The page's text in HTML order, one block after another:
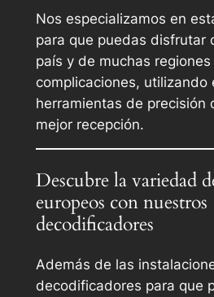
Nos especializamos en
para que puedas disfrutar
país y de muchas
complicaciones, utilizando
herramientas de precisión
mejor recepción.
Descubre la variedad
europeos con nuestros
decodificadores
Además de las
decodificadores para que